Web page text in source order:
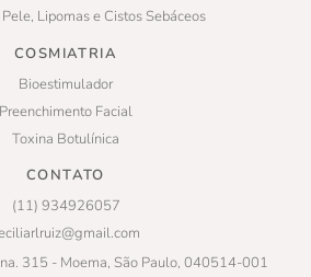
Lipomas e Cistos Sebáceos
COSMIATRIA
Bioestimulador
Preenchimento Facial
Toxina Botulínica
CONTATO
(11) 934926057
315 - Moema, São Paulo, 040514-001